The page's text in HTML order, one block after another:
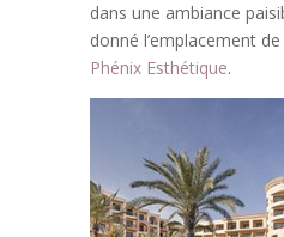
dans une ambiance
donné l’emplacement
Phénix Esthétique.